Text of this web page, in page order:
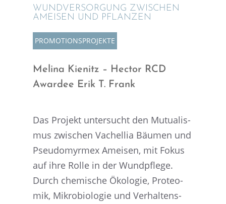
WUNDVER­SOR­GUNG ZWISCHEN
AMEISEN UND PFLANZEN
PROMO­TI­ONS­PRO­JEKTE
Melina Kienitz – Hector RCD
Awardee Erik T. Frank
Das Projekt unter­sucht den Mutua­lis­
mus zwischen Vachel­lia Bäumen und
Pseudo­myrmex Ameisen, mit Fokus
auf ihre Rolle in der Wundpflege.
Durch chemi­sche Ökolo­gie, Proteo­
mik, Mikro­bio­lo­gie und Verhal­tens­